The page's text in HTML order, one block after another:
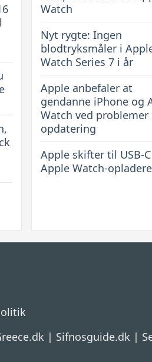
Watch
Nyt rygte: Ingen
blodtryksmåler i
Watch Series 7 i år
Apple anbefaler at
gendanne iPhone og
Watch ved problemer
opdatering
Apple skifter til USB-
Apple Watch-
| Sifnosguide.dk |